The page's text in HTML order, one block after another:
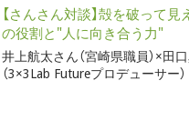
【さんさん対談】殻を破って見
の役割と"人に向き合う力"
井上航太さん（宮崎県職員）×田
（3×3Lab Futureプロデューサー）